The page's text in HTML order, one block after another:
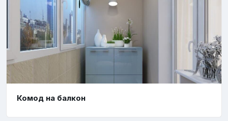
Комод на балкон